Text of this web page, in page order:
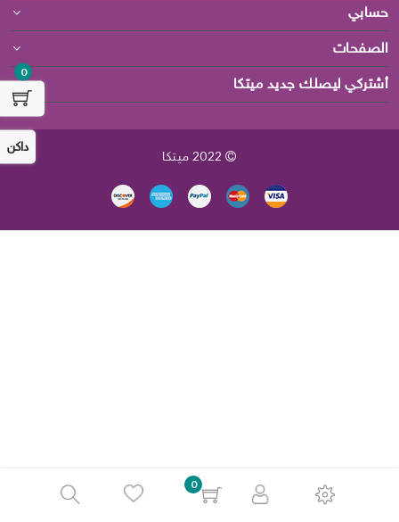
0
حسابي
الصفحات
أشتركي ليصلك جديد ميتكا
2022 ميتكا
0
داكن